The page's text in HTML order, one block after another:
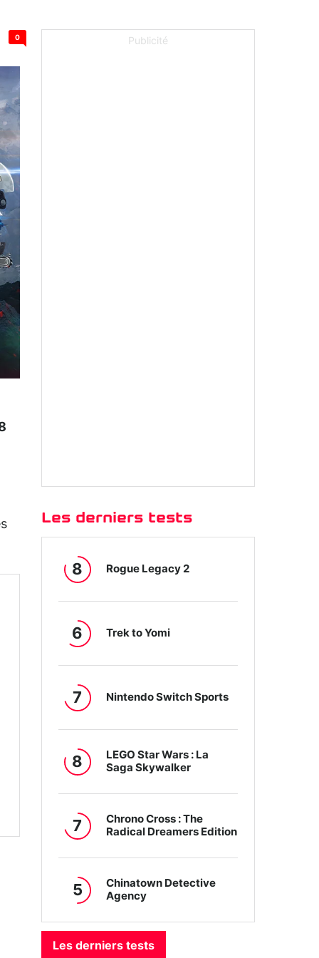
0 Publicité
Les derniers tests
8 Rogue Legacy 2
6 Trek to Yomi
7 Nintendo Switch Sports
8
LEGO Star Wars : La
Saga Skywalker
7
Chrono Cross : The
Radical Dreamers Edition
5
Chinatown Detective
Agency
Les derniers tests